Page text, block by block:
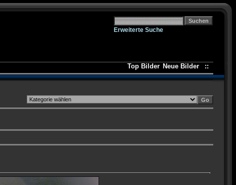
Erweiterte Suche
Top Bilder Neue Bilder ::